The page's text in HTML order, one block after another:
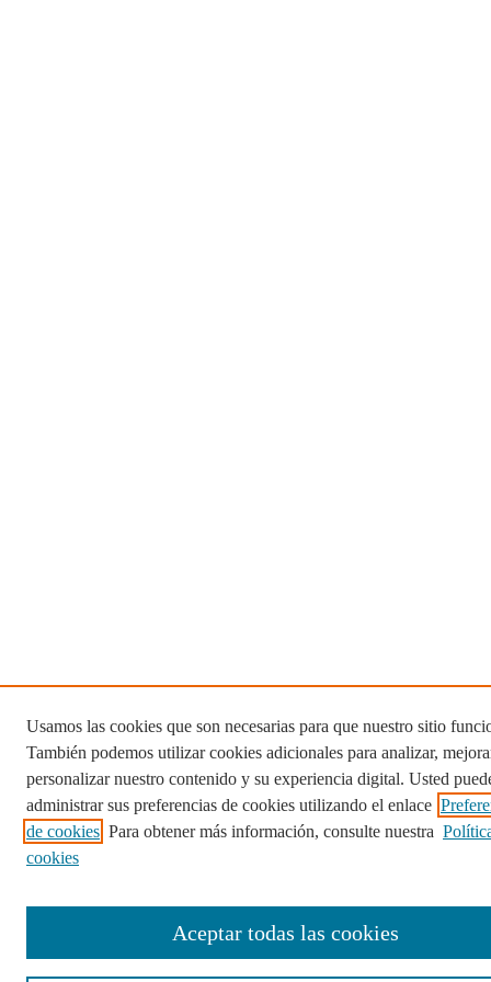
Usamos las cookies que son necesarias para que nuestro sitio
También podemos utilizar cookies adicionales para analizar,
personalizar nuestro contenido y su experiencia digital. Usted
administrar sus preferencias de cookies utilizando el enlace
de cookies . Para obtener más información, consulte nuestra
cookies
Aceptar todas las cookies